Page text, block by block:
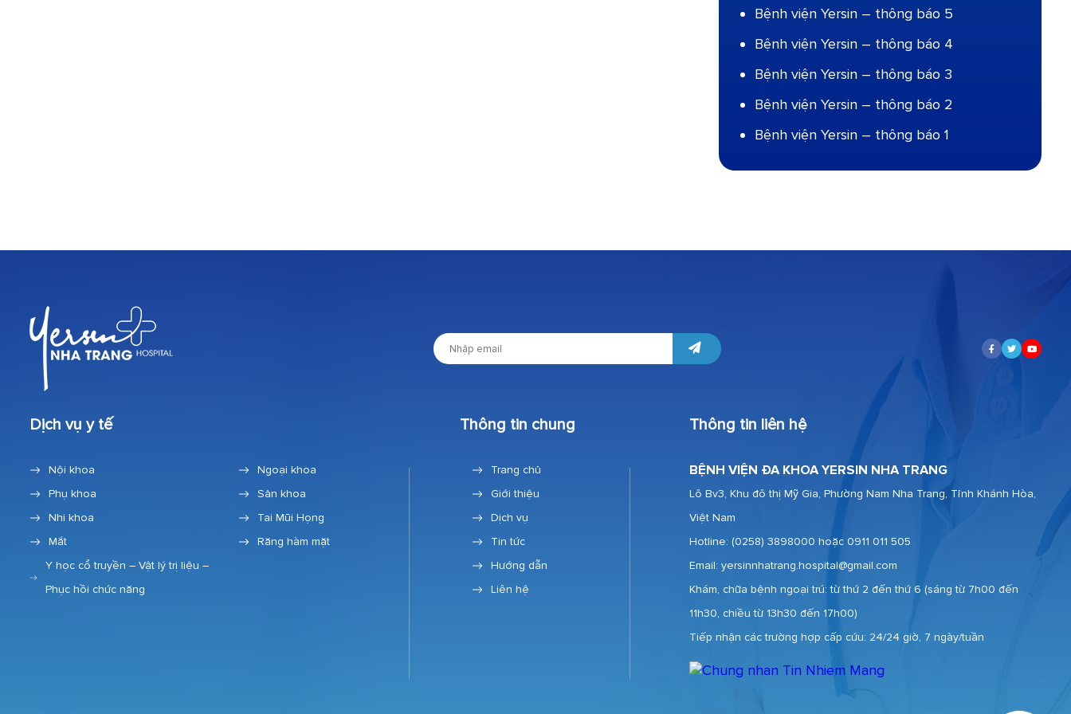
Bệnh viện Yersin – thông báo 5
Bệnh viện Yersin – thông báo 4
Bệnh viện Yersin – thông báo 3
Bệnh viện Yersin – thông báo 2
Bệnh viện Yersin – thông báo 1
Dịch vụ y tế
Nội khoa
Ngoại khoa
Phụ khoa
Sản khoa
Nhi khoa
Tai Mũi Họng
Mắt
Răng hàm mặt
Y học cổ truyền – Vật lý trị liệu –
Phục hồi chức năng
Thông tin chung
Trang chủ
Giới thiệu
Dịch vụ
Tin tức
Hướng dẫn
Liên hệ
Thông tin liên hệ
BỆNH VIỆN ĐA KHOA YERSIN NHA TRANG
Lô Bv3, Khu đô thị Mỹ Gia, Phường Nam Nha Trang, Tỉnh Khánh Hòa,
Việt Nam
Hotline:(0258) 3898000 hoặc 0911 011 505
Email: yersinnhatrang.hospital@gmail.com
Khám, chữa bệnh ngoại trú: từ thứ 2 đến thứ 6 (sáng từ 7h00 đến
11h30, chiều từ 13h30 đến 17h00)
Tiếp nhận các trường hợp cấp cứu: 24/24 giờ, 7 ngày/tuần